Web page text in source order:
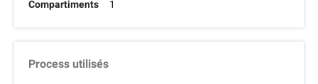
Compartiments 1
Process utilisés